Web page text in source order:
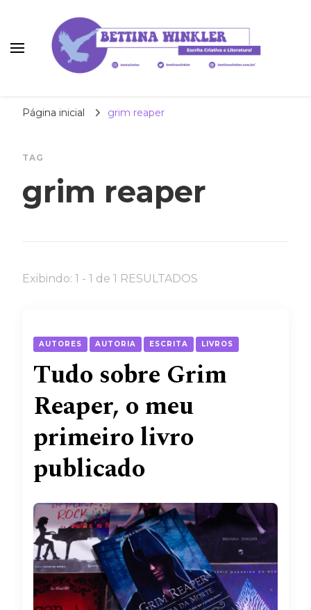
Página inicial grim reaper
TAG
grim reaper
Exibindo: 1 - 1 de 1 RESULTADOS
AUTORES AUTORIA ESCRITA LIVROS
Tudo sobre Grim
Reaper, o meu
primeiro livro
publicado